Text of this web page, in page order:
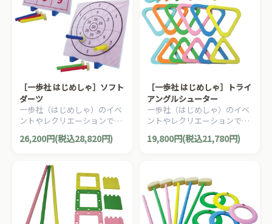
［一歩社 はじめしゃ］ソフト
ダーツ
一歩社（はじめしゃ）のイベ
ントやレクリエーションで利
フトな面ファスナーでくっつ
26,200円(税込28,820円)
［一歩社 はじめしゃ］トライ
アングルシューター
一歩社（はじめしゃ）のイベ
ントやレクリエーションで利
フトで安全性の高いEVAスポ
19,800円(税込21,780円)